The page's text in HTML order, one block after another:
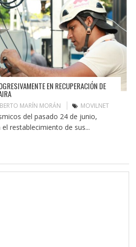
EN RECUPERACIÓN DE
MARÍN MORÁN MOVILNET
del pasado 24 de junio,
restablecimiento de sus...